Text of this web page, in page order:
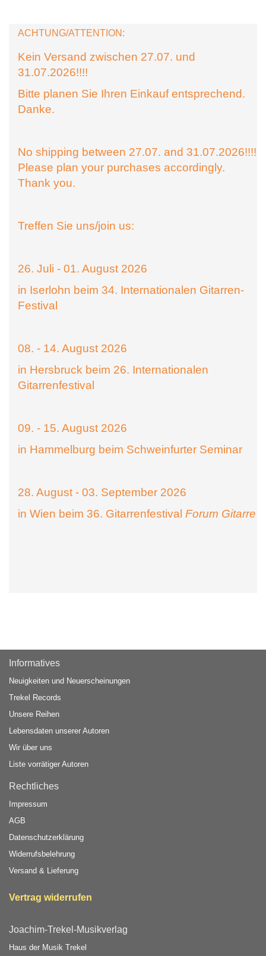
ACHTUNG/ATTENTION:
Kein Versand zwischen 27.07. und
31.07.2026!!!!
Bitte planen Sie Ihren Einkauf entsprechend.
Danke.
No shipping between 27.07. and 31.07.2026!!!!
Please plan your purchases accordingly.
Thank you.
Treffen Sie uns/join us:
26. Juli - 01. August 2026
in Iserlohn beim 34. Internationalen Gitarren-
Festival
08. - 14. August 2026
in Hersbruck beim 26. Internationalen
Gitarrenfestival
09. - 15. August 2026
in Hammelburg beim Schweinfurter Seminar
28. August - 03. September 2026
in Wien beim 36. Gitarrenfestival Forum Gitarre
Informatives
Neuigkeiten und Neuerscheinungen
Trekel Records
Unsere Reihen
Lebensdaten unserer Autoren
Wir über uns
Liste vorrätiger Autoren
Rechtliches
Impressum
AGB
Datenschutzerklärung
Widerrufsbelehrung
Versand & Lieferung
Vertrag widerrufen
Joachim-Trekel-Musikverlag
Haus der Musik Trekel